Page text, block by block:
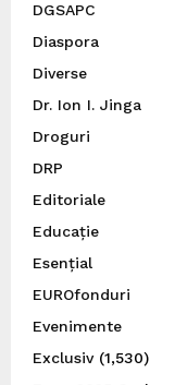
DGSAPC
Diaspora
Diverse
Dr. Ion I. Jinga
Droguri
DRP
Editoriale
Educație
Esențial
EUROfonduri
Evenimente
Exclusiv(1,530)